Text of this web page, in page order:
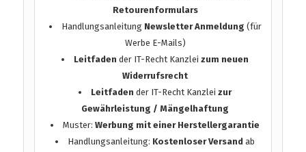
Retourenformulars
Handlungsanleitung Newsletter Anmeldung (für
Werbe E-Mails)
Leitfaden der IT-Recht Kanzleizum neuen
Widerrufsrecht
Leitfaden der IT-Recht Kanzleizur
Gewährleistung / Mängelhaftung
Muster:Werbung mit einer Herstellergarantie
Handlungsanleitung: Kostenloser Versand ab